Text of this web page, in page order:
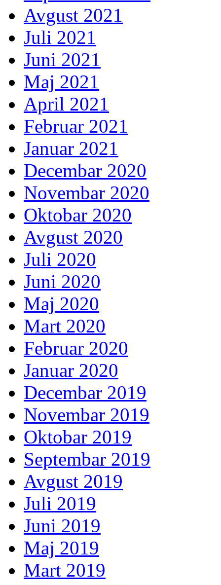
Avgust 2021
Juli 2021
Juni 2021
Maj 2021
April 2021
Februar 2021
Januar 2021
Decembar 2020
Novembar 2020
Oktobar 2020
Avgust 2020
Juli 2020
Juni 2020
Maj 2020
Mart 2020
Februar 2020
Januar 2020
Decembar 2019
Novembar 2019
Oktobar 2019
Septembar 2019
Avgust 2019
Juli 2019
Juni 2019
Maj 2019
Mart 2019